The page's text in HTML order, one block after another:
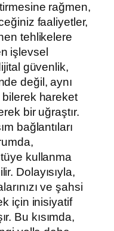
rağmen,
faaliyetler,
tehlikelere
işlevsel
güvenlik,
değil, aynı
bilerek hareket
bir uğraştır.
bağlantıları
kullanma
Dolayısıyla,
ve şahsi
için inisiyatif
Bu kısımda,